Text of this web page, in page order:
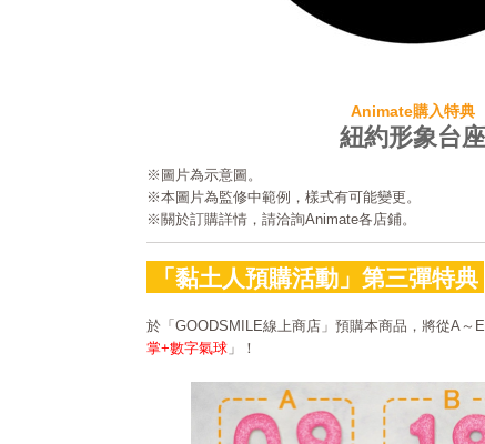
Animate購入特典
紐約形象台座
※圖片為示意圖。
※本圖片為監修中範例，樣式有可能變更。
※關於訂購詳情，請洽詢Animate各店鋪。
「黏土人預購活動」第三彈特典
於「GOODSMILE線上商店」預購本商品，將從A～
掌+數字氣球 」！